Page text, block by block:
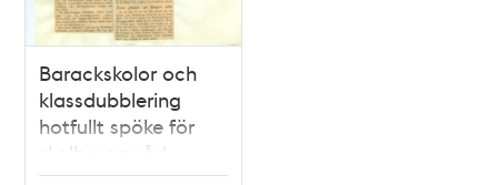
Barackskolor och
klassdubblering
hotfullt spöke för
skolborgarråd